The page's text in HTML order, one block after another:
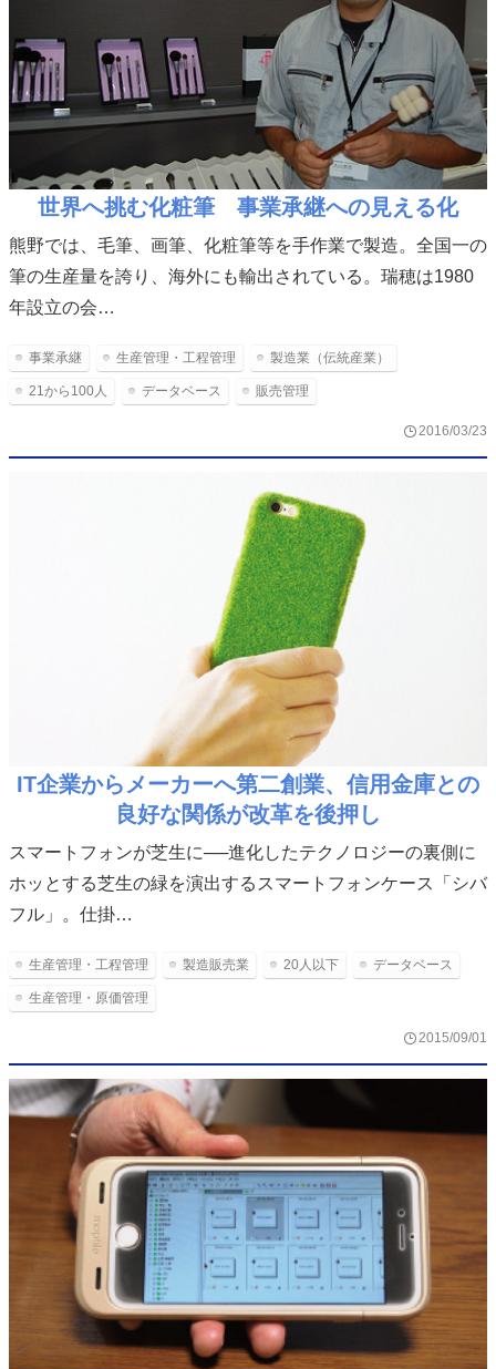
世界へ挑む化粧筆 事業承継への見える化
熊野では、毛筆、画筆、化粧筆等を手作業で製造。全国一の
筆の生産量を誇り、海外にも輸出されている。瑞穂は1980
年設立の会…
事業承継 生産管理・工程管理 製造業（伝統産業）
21から100人 データベース 販売管理
2016/03/23
IT企業からメーカーへ第二創業、信用金庫との
良好な関係が改革を後押し
スマートフォンが芝生に──進化したテクノロジーの裏側に
ホッとする芝生の緑を演出するスマートフォンケース「シバ
フル」。仕掛…
生産管理・工程管理 製造販売業 20人以下 データベース
生産管理・原価管理
2015/09/01